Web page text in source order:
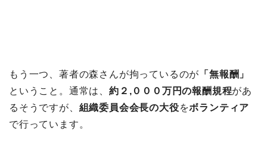
もう一つ、著者の森さんが拘っているのが 「無報酬」
ということ。通常は、 約２,０００万円の報酬規程があ
るそうですが、 組織委員会会長の大役をボランティア
で行っています。